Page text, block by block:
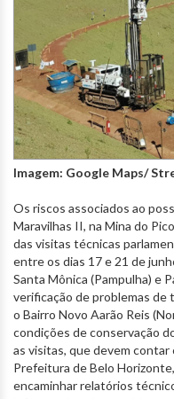
Imagem: Google Maps/
Os riscos associados ao
Maravilhas II, na Mina do
das visitas técnicas
entre os dias 17 e 21 de
Santa Mônica (Pampulha) e
verificação de problemas de
o Bairro Novo Aarão Reis
condições de conservação
as visitas, que devem
Prefeitura de Belo
encaminhar relatórios